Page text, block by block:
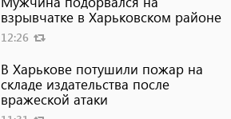
взрывчатке в Харьковском районе
12:26
В Харькове потушили пожар на
складе издательства после
вражеской атаки